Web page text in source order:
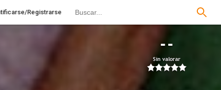
Registrarse
--
Sin valorar